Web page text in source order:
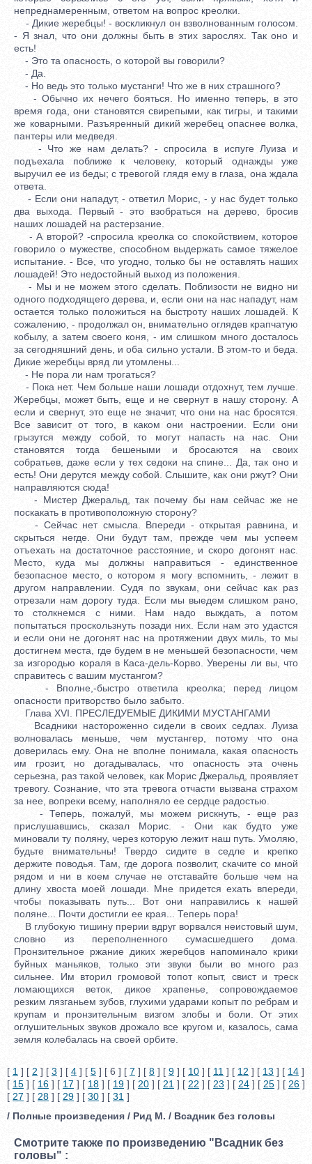
непреднамеренным, ответом на вопрос креолки.
- Дикие жеребцы! - воскликнул он взволнованным голосом.
- Я знал, что они должны быть в этих зарослях. Так оно и
есть!
- Это та опасность, о которой вы говорили?
- Да.
- Но ведь это только мустанги! Что же в них страшного?
- Обычно их нечего бояться. Но именно теперь, в это
время года, они становятся свирепыми, как тигры, и такими
же коварными. Разъяренный дикий жеребец опаснее волка,
пантеры или медведя.
- Что же нам делать? - спросила в испуге Луиза и
подъехала поближе к человеку, который однажды уже
выручил ее из беды; с тревогой глядя ему в глаза, она ждала
ответа.
- Если они нападут, - ответил Морис, - у нас будет только
два выхода. Первый - это взобраться на дерево, бросив
наших лошадей на растерзание.
- А второй? -спросила креолка со спокойствием, которое
говорило о мужестве, способном выдержать самое тяжелое
испытание. - Все, что угодно, только бы не оставлять наших
лошадей! Это недостойный выход из положения.
- Мы и не можем этого сделать. Поблизости не видно ни
одного подходящего дерева, и, если они на нас нападут, нам
остается только положиться на быстроту наших лошадей. К
сожалению, - продолжал он, внимательно оглядев крапчатую
кобылу, а затем своего коня, - им слишком много досталось
за сегодняшний день, и оба сильно устали. В этом-то и беда.
Дикие жеребцы вряд ли утомлены...
- Не пора ли нам трогаться?
- Пока нет. Чем больше наши лошади отдохнут, тем лучше.
Жеребцы, может быть, еще и не свернут в нашу сторону. А
если и свернут, это еще не значит, что они на нас бросятся.
Все зависит от того, в каком они настроении. Если они
грызутся между собой, то могут напасть на нас. Они
становятся тогда бешеными и бросаются на своих
собратьев, даже если у тех седоки на спине... Да, так оно и
есть! Они дерутся между собой. Слышите, как они ржут? Они
направляются сюда!
- Мистер Джеральд, так почему бы нам сейчас же не
поскакать в противоположную сторону?
- Сейчас нет смысла. Впереди - открытая равнина, и
скрыться негде. Они будут там, прежде чем мы успеем
отъехать на достаточное расстояние, и скоро догонят нас.
Место, куда мы должны направиться - единственное
безопасное место, о котором я могу вспомнить, - лежит в
другом направлении. Судя по звукам, они сейчас как раз
отрезали нам дорогу туда. Если мы выедем слишком рано,
то столкнемся с ними. Нам надо выждать, а потом
попытаться проскользнуть позади них. Если нам это удастся
и если они не догонят нас на протяжении двух миль, то мы
достигнем места, где будем в не меньшей безопасности, чем
за изгородью кораля в Каса-дель-Корво. Уверены ли вы, что
справитесь с вашим мустангом?
- Вполне,-быстро ответила креолка; перед лицом
опасности притворство было забыто.
Глава XVI. ПРЕСЛЕДУЕМЫЕ ДИКИМИ МУСТАНГАМИ
Всадники настороженно сидели в своих седлах. Луиза
волновалась меньше, чем мустангер, потому что она
доверилась ему. Она не вполне понимала, какая опасность
им грозит, но догадывалась, что опасность эта очень
серьезна, раз такой человек, как Морис Джеральд, проявляет
тревогу. Сознание, что эта тревога отчасти вызвана страхом
за нее, вопреки всему, наполняло ее сердце радостью.
- Теперь, пожалуй, мы можем рискнуть, - еще раз
прислушавшись, сказал Морис. - Они как будто уже
миновали ту поляну, через которую лежит наш путь. Умоляю,
будьте внимательны! Твердо сидите в седле и крепко
держите поводья. Там, где дорога позволит, скачите со мной
рядом и ни в коем случае не отставайте больше чем на
длину хвоста моей лошади. Мне придется ехать впереди,
чтобы показывать путь... Вот они направились к нашей
поляне... Почти достигли ее края... Теперь пора!
В глубокую тишину прерии вдруг ворвался неистовый шум,
словно из переполненного сумасшедшего дома.
Пронзительное ржание диких жеребцов напоминало крики
буйных маньяков, только эти звуки были во много раз
сильнее. Им вторил громовой топот копыт, свист и треск
ломающихся веток, дикое храпенье, сопровождаемое
резким лязганьем зубов, глухими ударами копыт по ребрам и
крупам и пронзительным визгом злобы и боли. От этих
оглушительных звуков дрожало все кругом и, казалось, сама
земля колебалась на своей орбите.
[ 1 ] [ 2 ] [ 3 ] [ 4 ] [ 5 ] [ 6 ] [ 7 ] [ 8 ] [ 9 ] [ 10 ] [ 11 ] [ 12 ] [ 13 ] [ 14 ]
[ 15 ] [ 16 ] [ 17 ] [ 18 ] [ 19 ] [ 20 ] [ 21 ] [ 22 ] [ 23 ] [ 24 ] [ 25 ] [ 26 ]
[ 27 ] [ 28 ] [ 29 ] [ 30 ] [ 31 ]
/ Полные произведения / Рид М. / Всадник без головы
Смотрите также по произведению "Всадник без
головы" :